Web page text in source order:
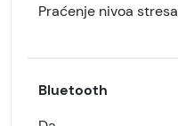
Praćenje nivoa stresa
Bluetooth